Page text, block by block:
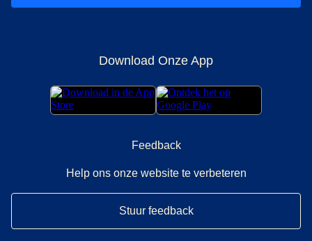
Download Onze App
Feedback
Help ons onze website te verbeteren
Stuur feedback